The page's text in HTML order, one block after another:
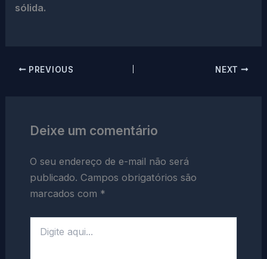
sólida.
PREVIOUS NEXT
Deixe um comentário
O seu endereço de e-mail não será
publicado. Campos obrigatórios são
marcados com *
aqui...